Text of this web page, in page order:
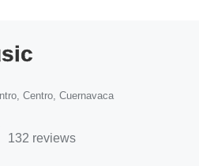
Centro, Cuernavaca
132 reviews